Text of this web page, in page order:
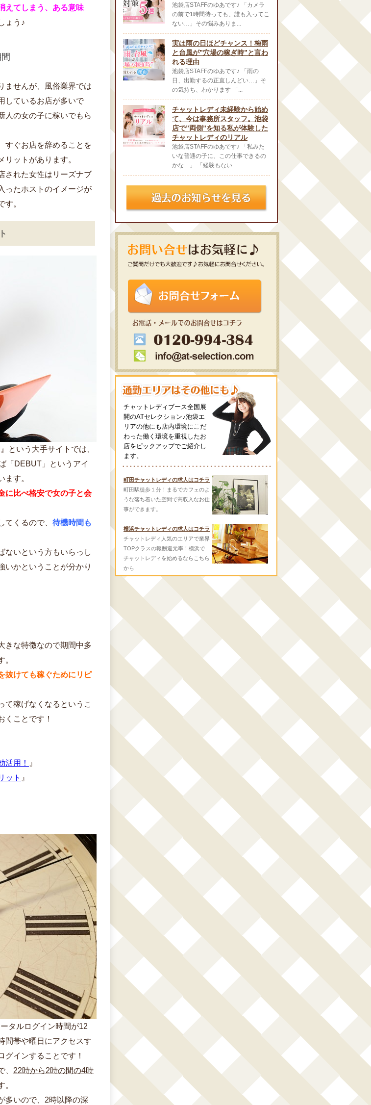
えてしまう、ある意味
ょう♪
ませんが、風俗業界では
しているお店が多いで
人の女の子に稼いでもら
すぐお店を辞めることを
ットがあります。
された女性はリーズナブ
ったホストのイメージが
す。
という大手サイトでは、
「DEBUT」というアイ
ます。
に比べ格安で女の子と会
くるので、 待機時間も
ないという方もいらっし
いかということが分かり
きな特徴なので期間中多
。
抜けても稼ぐためにリピ
て稼げなくなるというこ
くことです！
活用！
』
ット 』
タルログイン時間が12
間帯や曜日にアクセスす
グインすることです！
、 22時から2時の間の4時
。
多いので、2時以降の深
池袋店STAFFのゆあです♪ 「カメラ
の前で1時間待っても、誰も入ってこ
ない…」その悩みありま...
実は雨の日ほどチャンス！梅雨
と台風が”穴場の稼ぎ時”と言わ
れる理由
池袋店STAFFのゆあです♪ 「雨の
日、出勤するの正直しんどい…」そ
の気持ち、わかります 「...
チャットレディ未経験から始め
て、今は事務所スタッフ。池袋
店で”両側”を知る私が体験した
チャットレディのリアル
池袋店STAFFのゆあです♪ 「私みた
いな普通の子に、この仕事できるの
かな…」 「経験もない...
チャットレディブース全国展
開のATセレクション♪池袋エ
リアの他にも店内環境にこだ
わった働く環境を重視したお
店をピックアップでご紹介し
ます。
町田チャットレディの求人はコチラ
町田駅徒歩１分！まるでカフェのよ
うな落ち着いた空間で高収入なお仕
事ができます。
横浜チャットレディの求人はコチラ
チャットレディ人気のエリアで業界
TOPクラスの報酬還元率！横浜で
チャットレディを始めるならこちら
から